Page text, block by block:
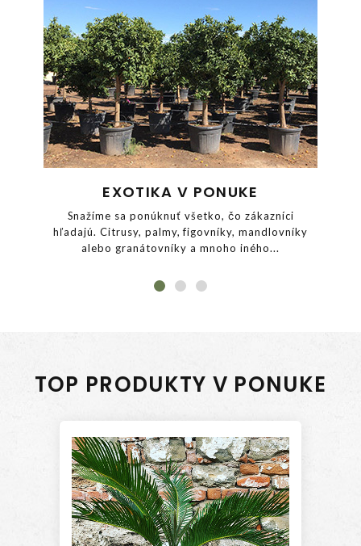
EXOTIKA V PONUKE
Snažíme sa ponúknuť všetko, čo zákazníci
hľadajú. Citrusy, palmy, figovníky, mandlovníky
alebo granátovníky a mnoho iného...
TOP PRODUKTY V PONUKE